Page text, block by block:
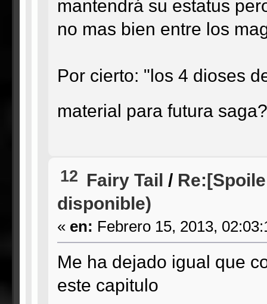
mantendrá su estatus
no mas bien entre los
Por cierto: "los 4 dioses
material para futura
12 Fairy Tail /
disponible)
« en: Febrero 15, 2013,
Me ha dejado igual que
este capitulo